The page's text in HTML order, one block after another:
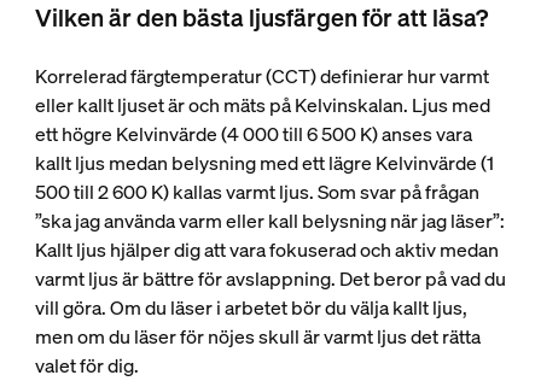
Vilken är den bästa ljusfärgen för att läsa?
Korrelerad färgtemperatur (CCT) definierar hur varmt
eller kallt ljuset är och mäts på Kelvinskalan. Ljus med
ett högre Kelvinvärde (4 000 till 6 500 K) anses vara
kallt ljus medan belysning med ett lägre Kelvinvärde (1
500 till 2 600 K) kallas varmt ljus. Som svar på frågan
”ska jag använda varm eller kall belysning när jag läser”:
Kallt ljus hjälper dig att vara fokuserad och aktiv medan
varmt ljus är bättre för avslappning. Det beror på vad du
vill göra. Om du läser i arbetet bör du välja kallt ljus,
men om du läser för nöjes skull är varmt ljus det rätta
valet för dig.